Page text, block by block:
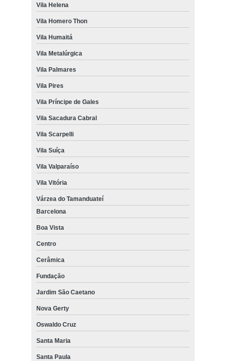
Vila Helena
Vila Homero Thon
Vila Humaitá
Vila Metalúrgica
Vila Palmares
Vila Pires
Vila Príncipe de Gales
Vila Sacadura Cabral
Vila Scarpelli
Vila Suíça
Vila Valparaíso
Vila Vitória
Várzea do Tamanduateí
Barcelona
Boa Vista
Centro
Cerâmica
Fundação
Jardim São Caetano
Nova Gerty
Oswaldo Cruz
Santa Maria
Santa Paula